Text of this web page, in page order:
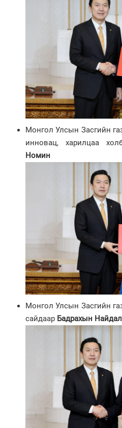
Монгол Улсын Засгийн
инновац, харилцаа
Номин
Монгол Улсын Засгийн
сайдаар Бадрахын